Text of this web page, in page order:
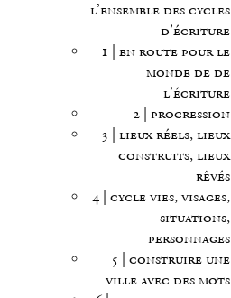
l’ensemble des cycles
d’écriture
1 | en route pour le
monde de de
l’écriture
2 | progression
3 | lieux réels, lieux
construits, lieux
rêvés
4 | cycle vies, visages,
situations,
personnages
5 | construire une
ville avec des mots